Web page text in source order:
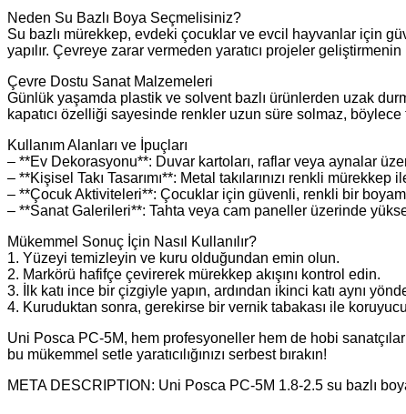
Neden Su Bazlı Boya Seçmelisiniz?
Su bazlı mürekkep, evdeki çocuklar ve evcil hayvanlar için
yapılır. Çevreye zarar vermeden yaratıcı projeler geliştirmenin
Çevre Dostu Sanat Malzemeleri
Günlük yaşamda plastik ve solvent bazlı ürünlerden uzak
kapatıcı özelliği sayesinde renkler uzun süre solmaz,
Kullanım Alanları ve İpuçları
– **Ev Dekorasyonu**: Duvar kartoları, raflar veya aynalar
– **Kişisel Takı Tasarımı**: Metal takılarınızı renkli mürekkep
– **Çocuk Aktiviteleri**: Çocuklar için güvenli, renkli bir
– **Sanat Galerileri**: Tahta veya cam paneller üzerinde
Mükemmel Sonuç İçin Nasıl Kullanılır?
1. Yüzeyi temizleyin ve kuru olduğundan emin olun.
2. Markörü hafifçe çevirerek mürekkep akışını kontrol edin.
3. İlk katı ince bir çizgiyle yapın, ardından ikinci katı aynı
4. Kuruduktan sonra, gerekirse bir vernik tabakası ile
Uni Posca PC‑5M, hem profesyoneller hem de hobi
bu mükemmel setle yaratıcılığınızı serbest bırakın!
META DESCRIPTION: Uni Posca PC‑5M 1.8‑2.5 su bazlı